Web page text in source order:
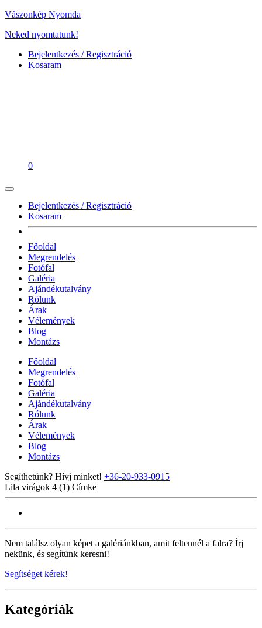
Vászonkép Nyomda
Neked nyomtatunk!
Bejelentkezés / Regisztráció
Kosaram
0
Bejelentkezés / Regisztráció
Kosaram
Főoldal
Megrendelés
Fotófal
Galéria
Ajándékutalvány
Rólunk
Árak
Vélemények
Blog
Montázs
Főoldal
Megrendelés
Fotófal
Galéria
Ajándékutalvány
Rólunk
Árak
Vélemények
Blog
Montázs
Segíthetünk? Hívj minket! +36-20-933-0915
Lila virágok 4 (1) Címke
Nem találsz olyan képet a galériánkban, amit feltennél a falra? Írj
nekünk, és segítünk keresni!
Segítséget kérek!
Kategóriák